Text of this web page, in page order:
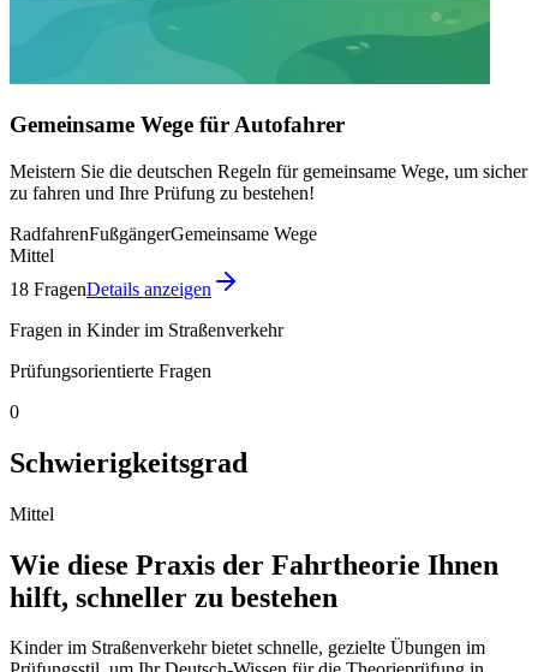
Gemeinsame Wege für Autofahrer
Meistern Sie die deutschen Regeln für gemeinsame Wege, um sicher
zu fahren und Ihre Prüfung zu bestehen!
RadfahrenFußgängerGemeinsame Wege
Mittel
18 FragenDetails anzeigen
Fragen in Kinder im Straßenverkehr
Prüfungsorientierte Fragen
0
Schwierigkeitsgrad
Mittel
Wie diese Praxis der Fahrtheorie Ihnen
hilft, schneller zu bestehen
Kinder im Straßenverkehr bietet schnelle, gezielte Übungen im